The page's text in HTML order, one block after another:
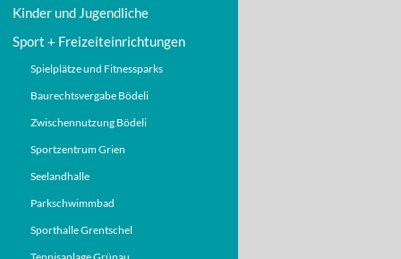
Kinder und Jugendliche
Sport + Freizeiteinrichtungen
Spielplätze und Fitnessparks
Baurechtsvergabe Bödeli
Zwischennutzung Bödeli
Sportzentrum Grien
Seelandhalle
Parkschwimmbad
Sporthalle Grentschel